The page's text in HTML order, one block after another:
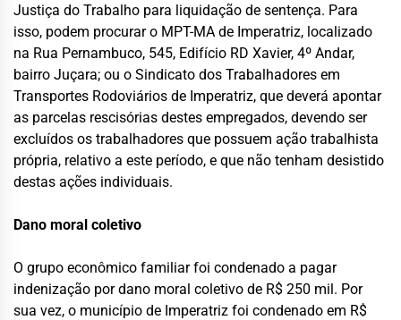
Justiça do Trabalho para liquidação de sentença. Para
isso, podem procurar o MPT-MA de Imperatriz, localizado
na Rua Pernambuco, 545, Edifício RD Xavier, 4º Andar,
bairro Juçara; ou o Sindicato dos Trabalhadores em
Transportes Rodoviários de Imperatriz, que deverá apontar
as parcelas rescisórias destes empregados, devendo ser
excluídos os trabalhadores que possuem ação trabalhista
própria, relativo a este período, e que não tenham desistido
destas ações individuais.
Dano moral coletivo
O grupo econômico familiar foi condenado a pagar
indenização por dano moral coletivo de R$ 250 mil. Por
sua vez, o município de Imperatriz foi condenado em R$